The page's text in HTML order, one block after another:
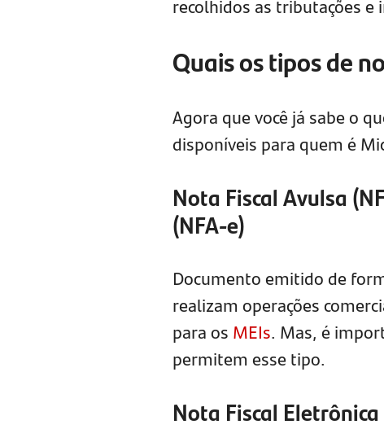
recolhidos as tributações e
Quais os tipos de
Agora que você já sabe o
disponíveis para quem é
Nota Fiscal Avulsa
(NFA-e)
Documento emitido de
realizam operações
para os MEIs. Mas, é
permitem esse tipo.
Nota Fiscal